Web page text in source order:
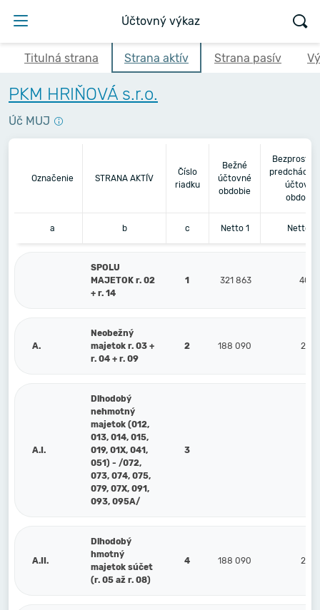
Účtovný výkaz
Titulná strana Strana aktív Strana pasív
PKM HRIŇOVÁ s.r.o.
Úč MUJ
Označenie STRANA AKTÍV
Číslo
riadku
Bežné
účtovné
obdobie
účtovné
obdobie
a b c Netto 1 Netto 2
SPOLU
MAJETOK r. 02
+ r. 14
1 321 863 400
A.
Neobežný
majetok r. 03 +
r. 04 + r. 09
2 188 090 244
A.I.
Dlhodobý
nehmotný
majetok (012,
013, 014, 015,
019, 01X, 041,
051) - /072,
073, 074, 075,
079, 07X, 091,
093, 095A/
3
A.II.
Dlhodobý
hmotný
majetok súčet
(r. 05 až r. 08)
4 188 090 244